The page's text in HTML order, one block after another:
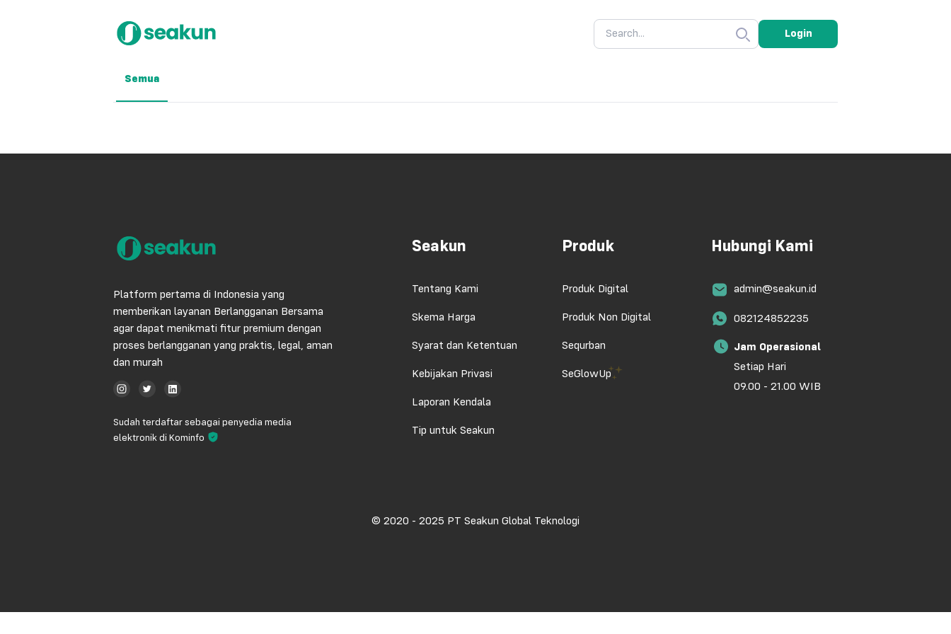
Login
Semua
Platform pertama di Indonesia yang
memberikan layanan Berlangganan Bersama
agar dapat menikmati fitur premium dengan
proses berlangganan yang praktis, legal, aman
dan murah
Sudah terdaftar sebagai penyedia media
elektronik di Kominfo
Seakun
Tentang Kami
Skema Harga
Syarat dan Ketentuan
Kebijakan Privasi
Laporan Kendala
Tip untuk Seakun
Produk
Produk Digital
Produk Non Digital
Sequrban
SeGlowUp
Hubungi Kami
admin@seakun.id
082124852235
Jam Operasional
Setiap Hari
09.00 - 21.00 WIB
© 2020 - 2025 PT Seakun Global Teknologi